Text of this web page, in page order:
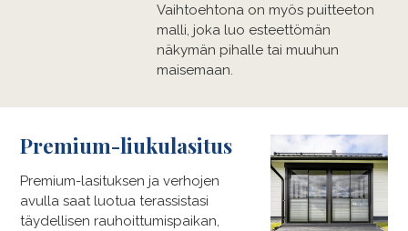
Vaihtoehtona on myös puitteeton
malli, joka luo esteettömän
näkymän pihalle tai muuhun
maisemaan.
Premium-liukulasitus
Premium-​lasituksen ja verhojen
avulla saat luotua terassistasi
täydellisen rauhoittumispaikan,